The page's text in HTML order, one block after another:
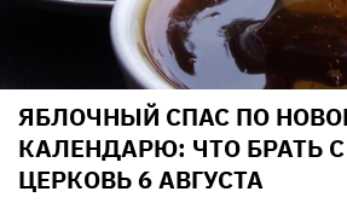
ЯБЛОЧНЫЙ СПАС ПО
КАЛЕНДАРЮ: ЧТО БРАТЬ
ЦЕРКОВЬ 6 АВГУСТА